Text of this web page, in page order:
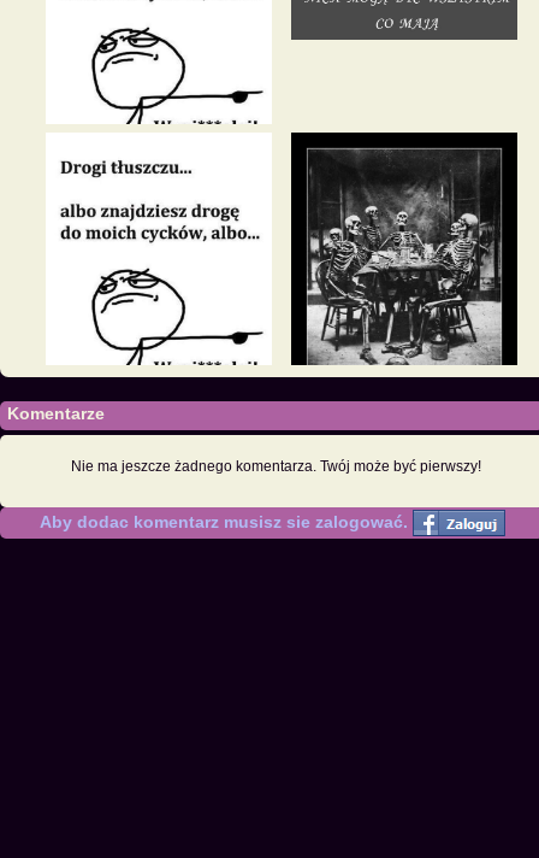
Komentarze
Nie ma jeszcze żadnego komentarza. Twój może być pierwszy!
Aby dodac komentarz musisz sie zalogować.